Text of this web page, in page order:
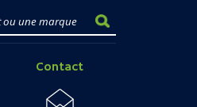
Contact